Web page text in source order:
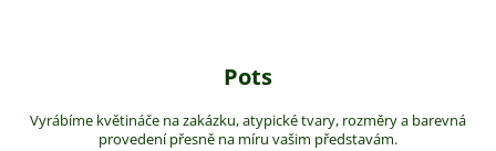
Pots
Vyrábíme květináče na zakázku, atypické tvary, rozměry a barevná
provedení přesně na míru vašim představám.